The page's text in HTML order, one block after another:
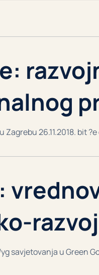
26.11.2018. bit
savjetovanja u Green